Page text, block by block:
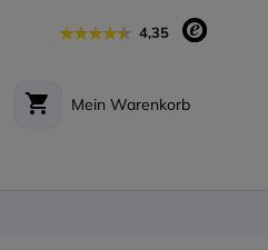
4,35
Mein Warenkorb